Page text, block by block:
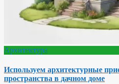
Архитектура
Используем архитектурные
пространства в дачном доме